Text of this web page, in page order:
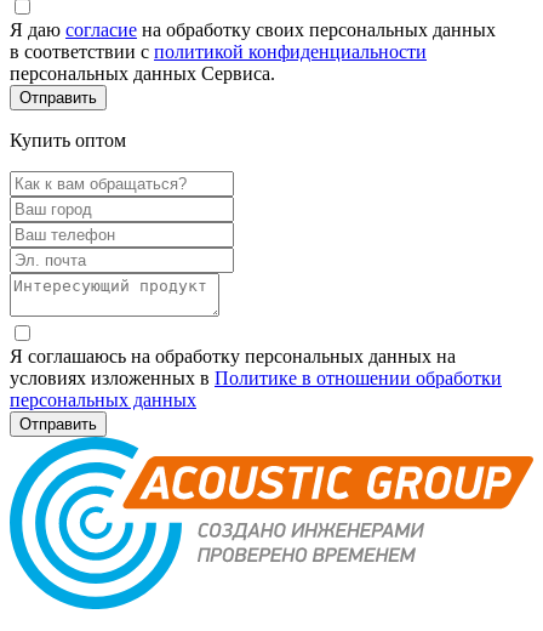
Я даю согласие на обработку своих персональных данных
в соответствии с политикой конфиденциальности
персональных данных Сервиса.
Купить оптом
Я соглашаюсь на обработку персональных данных на
условиях изложенных в Политике в отношении обработки
персональных данных